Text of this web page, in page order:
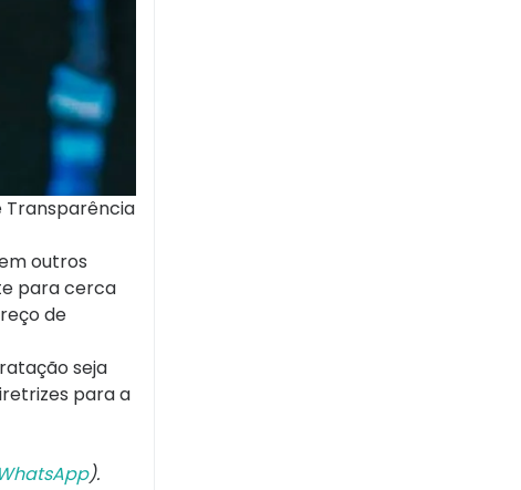
Transparência
outros
para cerca
de
seja
para a
).